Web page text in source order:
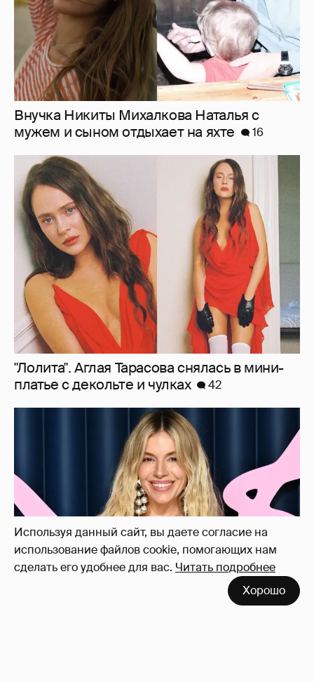
Используя данный сайт, вы даете согласие на
использование файлов cookie, помогающих нам
сделать его удобнее для вас. Читать подробнее
Хорошо
"Лолита". Аглая Тарасова снялась в мини-
платье с декольте и чулках
42
Сиенна Миллер раскрыла пол третьего
ребёнка и показала редкие фото с детьми